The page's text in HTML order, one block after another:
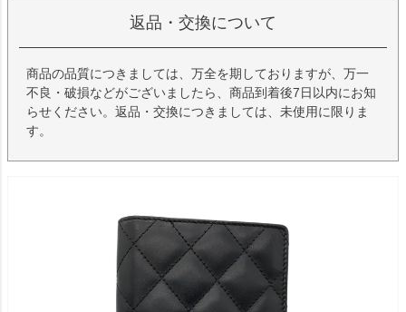
返品・交換について
商品の品質につきましては、万全を期しておりますが、万一
不良・破損などがございましたら、商品到着後7日以内にお知
らせください。返品・交換につきましては、未使用に限りま
す。